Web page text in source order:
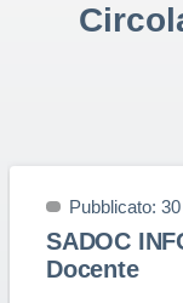
Pubblicato:
SADOC
Docente